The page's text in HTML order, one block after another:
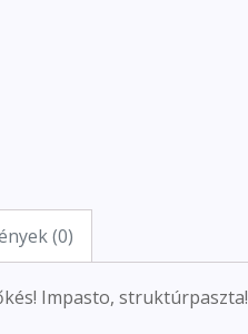
(0)
Impasto, struktúrpaszta!